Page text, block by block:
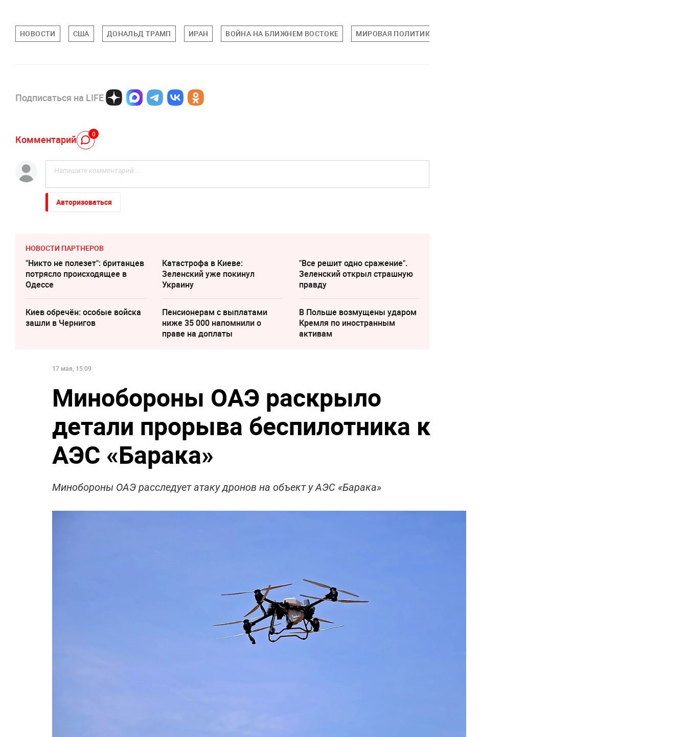
НОВОСТИ США ДОНАЛЬД ТРАМП ИРАН ВОЙНА НА БЛИЖНЕМ ВОСТОКЕ МИРОВАЯ ПОЛИТИКА
Подписаться на LIFE
Комментарий 0
Авторизоваться
НОВОСТИ ПАРТНЕРОВ
"Никто не полезет": британцев
потрясло происходящее в
Одессе
Катастрофа в Киеве:
Зеленский уже покинул
Украину
"Все решит одно сражение".
Зеленский открыл страшную
правду
Киев обречён: особые войска
зашли в Чернигов
Пенсионерам с выплатами
ниже 35 000 напомнили о
праве на доплаты
В Польше возмущены ударом
Кремля по иностранным
активам
17 мая, 15:09
Минобороны ОАЭ раскрыло
детали прорыва беспилотника к
АЭС «Барака»
Минобороны ОАЭ расследует атаку дронов на объект у АЭС «Барака»